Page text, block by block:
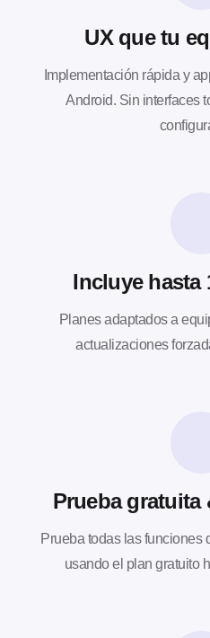
UX que tu
Implementación rápida y
Android. Sin interfaces
Incluye hasta
Planes adaptados a
actualizaciones
Prueba
Prueba todas las funciones
usando el plan gratuito